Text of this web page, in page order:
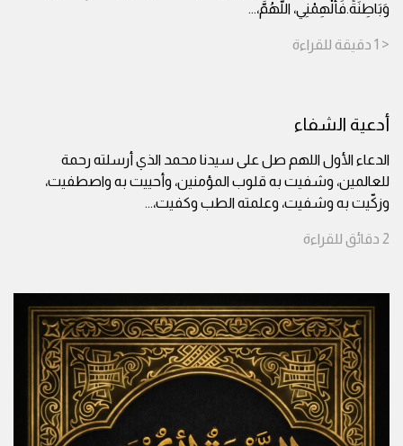
وَبَاطِنَةً.فَأَلْهِمْنِي، اللَّهُمَّ،...
< 1 دقيقة للقراءة
أدعية الشفاء
الدعاء الأول اللهم صل على سيدنا محمد الذي أرسلته رحمة
للعالمين، وشفيت به قلوب المؤمنين، وأحييت به واصطفيت،
وزكّيت به وشفيت، وعلمته الطب وكفيت،...
2 دقائق للقراءة